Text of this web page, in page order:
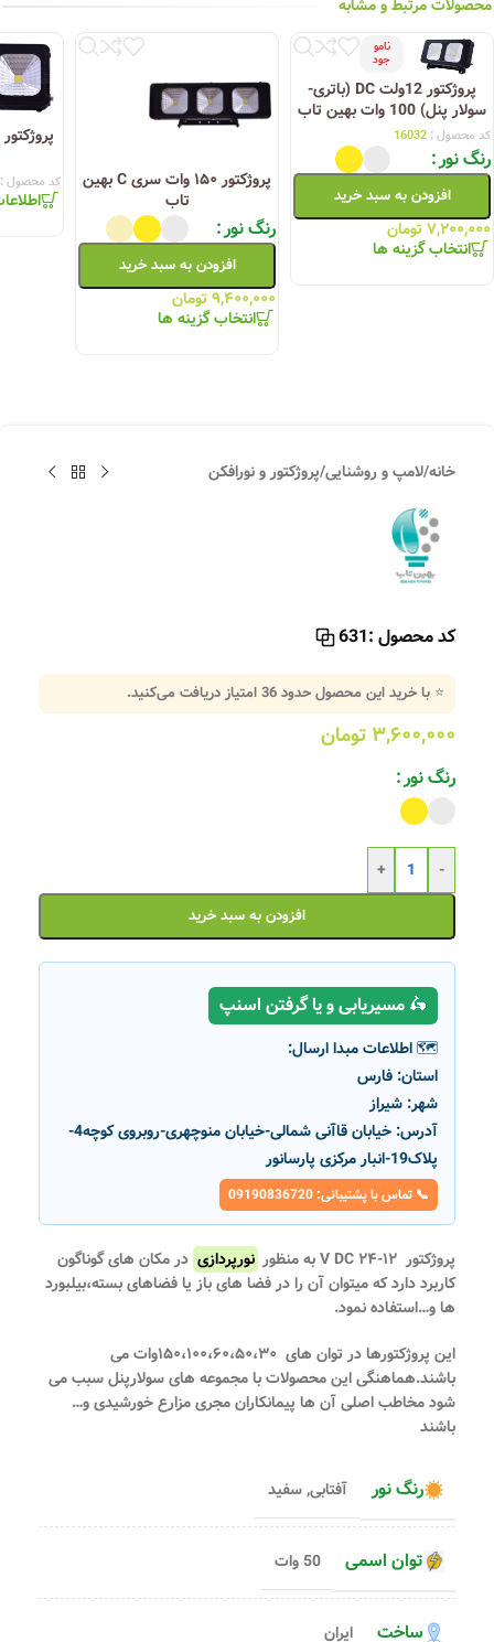
محصولات مرتبط و مشابه
نامو
جود
پروژکتور 12ولت DC (باتری-
سولار پنل) 100 وات بهین تاب
کد محصول : 16032
رنگ نور
افزودن به سبد خرید
۷,۲۰۰,۰۰۰تومان
انتخاب گزینه ها
پروژکتور ۱۵۰ وات سری C بهین
تاب
رنگ نور
افزودن به سبد خرید
۹,۴۰۰,۰۰۰تومان
انتخاب گزینه ها
کد محصول
خانه/لامپ و روشنایی/پروژکتور و نورافکن
کد محصول :631
⭐ با خرید این محصول حدود36امتیاز دریافت می‌کنید.
۳,۶۰۰,۰۰۰ تومان
رنگ نور
-
+
افزودن به سبد خرید
🛵 مسیریابی و یا گرفتن اسنپ
🗺️ اطلاعات مبدا ارسال:
استان: فارس
شهر: شیراز
آدرس:
خیابان قاآنی شمالی-خیابان منوچهری-روبروی کوچه4-
پلاک19-انبار مرکزی پارسانور
📞 تماس با پشتیبانی: 09190836720
پروژکتور ۱۲-۲۴ V DC به منظور نورپردازی در مکان های گوناگون
کاربرد دارد که میتوان آن را در فضا های باز یا فضاهای بسته،بیلبورد
ها و…استفاده نمود.
این پروژکتورها در توان های ۱۵۰،۱۰۰،۶۰،۵۰،۳۰وات می
باشند.هماهنگی این محصولات با مجموعه های سولارپنل سبب می
شود مخاطب اصلی آن ها پیمانکاران مجری مزارع خورشیدی و…
باشند
رنگ نور آفتابی,سفید
توان اسمی 50 وات
ساخت ایران